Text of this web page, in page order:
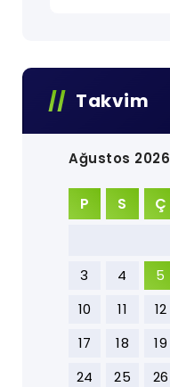
Takvim
Ağustos 2026
P S Ç
3
4 5
10
11 12
17
18 19
24
25 26